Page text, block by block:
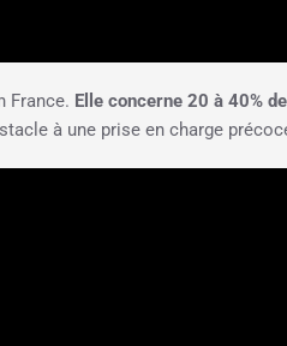
France. Elle concerne 20 à 40%
à une prise en charge